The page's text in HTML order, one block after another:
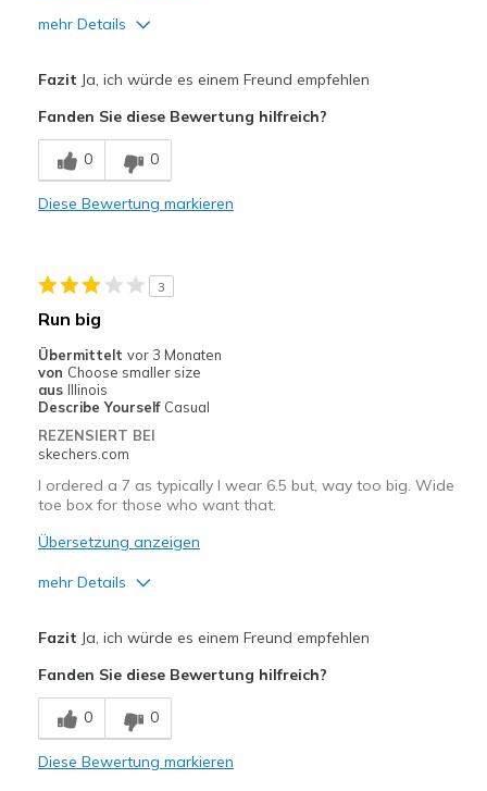
mehr Details
Comfortable
Width
Sizing
Feels true to size
Fazit Ja, ich würde es einem Freund empfehlen
Fanden Sie diese Bewertung hilfreich?
0 0
Diese Bewertung markieren
3
Run big
Übermittelt vor 3 Monaten
von Choose smaller size
aus Illinois
Describe Yourself Casual
REZENSIERT BEI
skechers.com
I ordered a 7 as typically I wear 6.5 but, way too big. Wide
toe box for those who want that.
Übersetzung anzeigen
mehr Details
Breathe Well
Comfortable
Fazit Ja, ich würde es einem Freund empfehlen
Fanden Sie diese Bewertung hilfreich?
0 0
Diese Bewertung markieren